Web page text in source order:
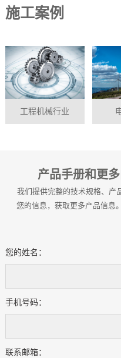
施工案例
工程机械行业
产品手册和更
我们提供完整的技术规格、产
您的信息，获取更多产品信息
您的姓名：
手机号码：
联系邮箱：